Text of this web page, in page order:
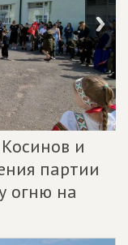
и
партии
огню на